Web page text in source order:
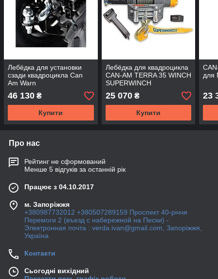
Лебёдка для установки
сзади квадроцикла Can
Am Warn
46 130 ₴
Купити
Лебёдка для квадроцикла
CAN-AM TERRA 35 WINCH
SUPERWINCH
25 070₴
Купити
для
23
Про нас
Рейтинг не сформований
Менше 5 відгуків за останній рік
Працює з 04.10.2017
м. Запоріжжя
+380987732012 +380507289159 Проспект 40-рiччя
Перемоги 2 (въезд с набережной на Пески) -
Электронная почта : verda.ivan@gmail.com, Запоріжжя,
Україна
Контакти
Сьогодні вихідний